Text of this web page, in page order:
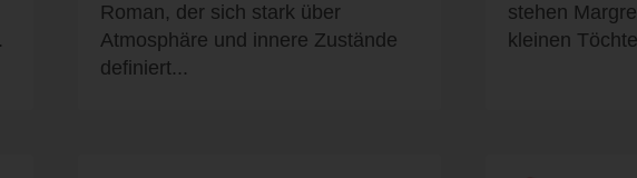
Roman, der sich stark über
Atmosphäre und innere Zustände
definiert...
stehen
kleinen